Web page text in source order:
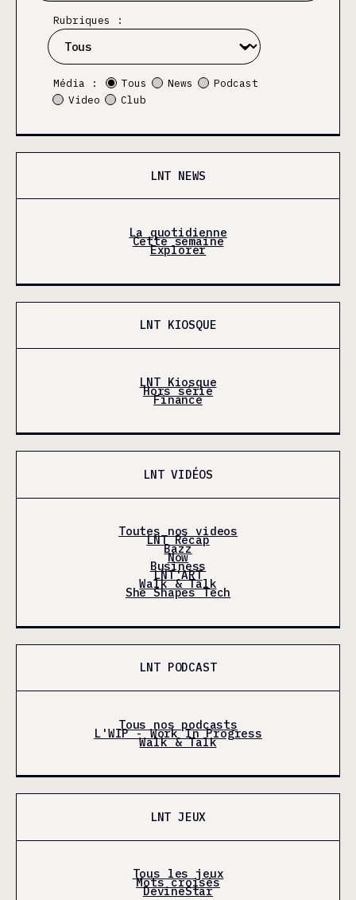
Rubriques :
Média : Tous News
Podcast
Video
Club
LNT NEWS
La quotidienne
Cette semaine
Explorer
LNT KIOSQUE
LNT Kiosque
Hors série
Finance
LNT VIDÉOS
Toutes nos videos
LNT Récap
Bazz
Now
Business
LNT'ART
Walk & Talk
She Shapes Tech
LNT PODCAST
Tous nos podcasts
L'WIP - Work In Progress
Walk & Talk
LNT JEUX
Tous les jeux
Mots croisés
DevineStar